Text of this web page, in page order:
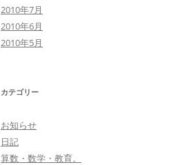
2010年7月
2010年6月
2010年5月
カテゴリー
お知らせ
日記
算数・数学・教育。